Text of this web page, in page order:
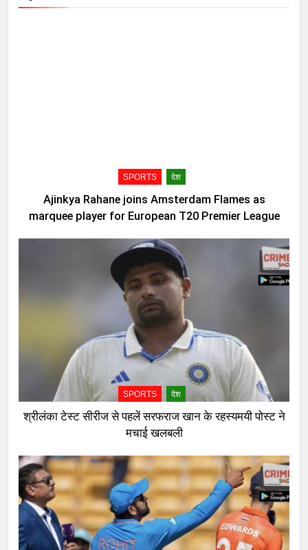
SPORTS देश
Ajinkya Rahane joins Amsterdam Flames as
marquee player for European T20 Premier League
SPORTS देश
श्रीलंका टेस्ट सीरीज से पहलें सरफराज खान के रहस्यमयी पोस्ट ने
मचाई खलबली